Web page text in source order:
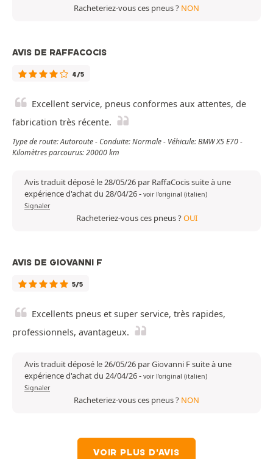
Racheteriez-vous ces pneus ? NON
AVIS DE RAFFACOCIS
4/5
Excellent service, pneus conformes aux attentes, de
fabrication très récente.
Type de route: Autoroute - Conduite: Normale - Véhicule: BMW X5 E70 -
Kilomètres parcourus: 20000 km
Avis traduit déposé le 28/05/26 par RaffaCocis suite à une
expérience d'achat du 28/04/26- voir l'original (italien)
Signaler
Racheteriez-vous ces pneus ?OUI
AVIS DE GIOVANNI F
5/5
Excellents pneus et super service, très rapides,
professionnels, avantageux.
Avis traduit déposé le 26/05/26 par Giovanni F suite à une
expérience d'achat du 24/04/26- voir l'original (italien)
Signaler
Racheteriez-vous ces pneus ? NON
VOIR PLUS D'AVIS